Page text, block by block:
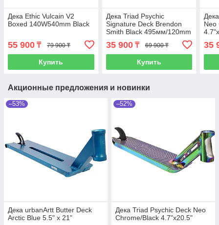
Дека Ethic Vulcain V2
Boxed 140W540mm Black
55 900 ₸ 79 900 ₸
Купить
Дека Triad Psychic
Signature Deck Brendon
Smith Black 495мм/120mm
35 900₸ 69 900 ₸
Купить
Neo
35
Акционные предложения и новинки
–53%
Дека urbanArtt Butter Deck
Arctic Blue 5.5" x 21"
–52%
Дека Triad Psychic Deck Neo
Chrome/Black 4.7"x20.5"